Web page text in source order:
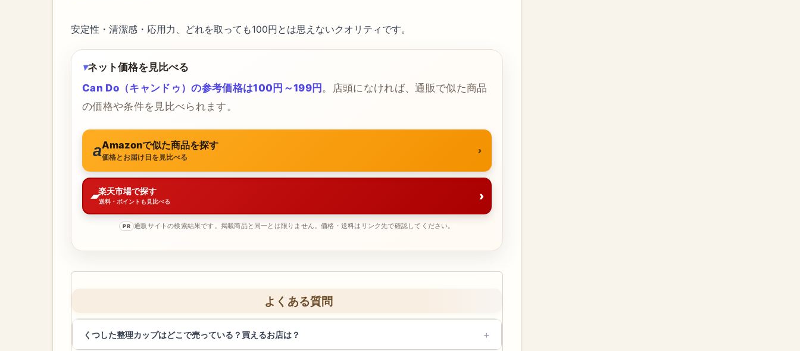
安定性・清潔感・応用力、どれを取っても100円とは思えないクオリティです。
ネット価格を見比べる
Can Do（キャンドゥ）の参考価格は100円～199円。店頭になければ、通販で似た商品
の価格や条件を見比べられます。
Amazonで似た商品を探す
価格とお届け日を見比べる
楽天市場で探す
送料・ポイントも見比べる ›
PR 通販サイトの検索結果です。掲載商品と同一とは限りません。価格・送料はリンク先で確認してください。
よくある質問
くつした整理カップはどこで売っている？買えるお店は？